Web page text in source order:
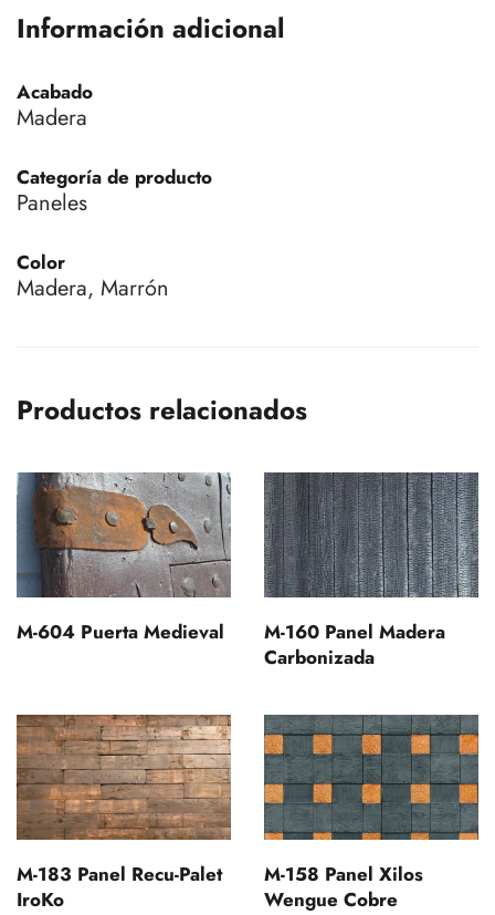
Información adicional
Acabado
Madera
Categoría de producto
Paneles
Color
Madera, Marrón
Productos relacionados
M-604 Puerta Medieval
M-160 Panel Madera
Carbonizada
M-183 Panel Recu-Palet
IroKo
M-158 Panel Xilos
Wengue Cobre